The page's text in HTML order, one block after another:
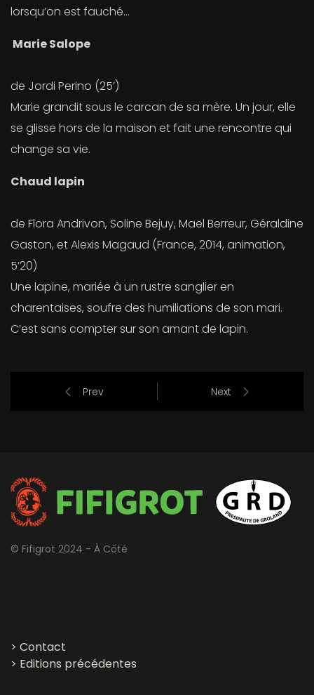
lorsqu’on est fauché…
Marie Salope
de Jordi Perino (25’)
Marie grandit sous le carcan de sa mère. Un jour, elle
se glisse hors de la maison et fait une rencontre qui
change sa vie.
Chaud lapin
de Flora Andrivon, Soline Bejuy, Maël Berreur, Géraldine
Gaston, et Alexis Magaud (France, 2014, animation,
5’20)
Une lapine, mariée à un rustre sanglier en
charentaises, soufre des humiliations de son mari.
C’est sans compter sur son amant de lapin.
Prev Next
© Fifigrot 2024 - À Côté
> Contact
> Editions précédentes